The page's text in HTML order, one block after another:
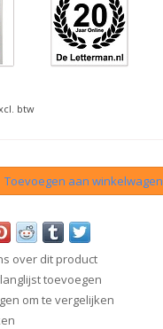
btw
Toevoegen aan winkelwagen
over dit product
toevoegen
om te vergelijken